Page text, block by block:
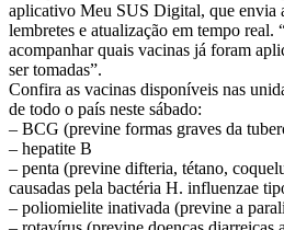
aplicativo Meu SUS Digital, que envia
lembretes e atualização em tempo real.
acompanhar quais vacinas já foram
ser tomadas”.
Confira as vacinas disponíveis nas
de todo o país neste sábado:
– BCG (previne formas graves da
– hepatite B
– penta (previne difteria, tétano,
causadas pela bactéria H. influenzae
– poliomielite inativada (previne a